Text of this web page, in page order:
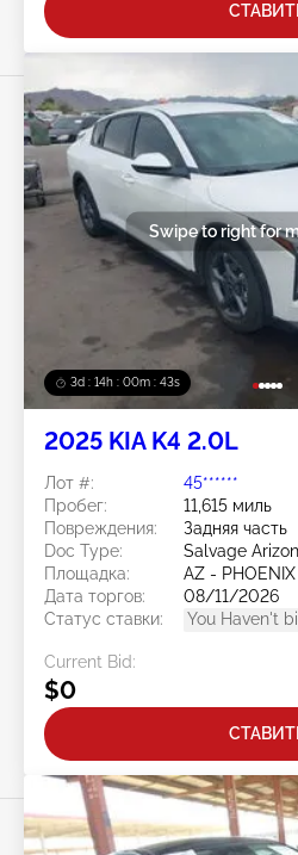
3d : 14h : 00m : 41s
Swipe to right for
2025 KIA K4 2.0L
Лот #:
45******
Пробег:
11,615 миль
Повреждения:
Задняя часть
Doc Type:
Salvage
Площадка:
AZ - PHOENIX
Дата торгов:
08/11/2026
Статус ставки:
You Haven't
Current Bid:
$0